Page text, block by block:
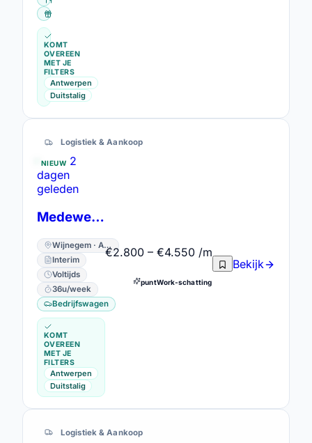
KOMT
OVEREEN
MET JE
FILTERS
Antwerpen
Duitstalig
Logistiek & Aankoop
NIEUW 2
dagen
geleden
Medewerker Technische Dienst
Wijnegem · Antwerpen
Interim
Voltijds
36u/week
Bedrijfswagen
KOMT
OVEREEN
MET JE
FILTERS
Antwerpen
Duitstalig
€2.800 – €4.550 /m
puntWork-schatting
Bekijk
Logistiek & Aankoop